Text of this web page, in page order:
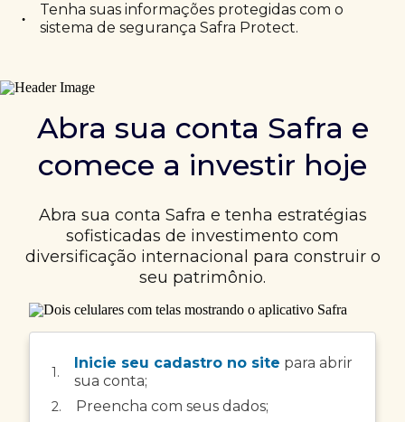
•
Tenha suas informações protegidas com o
sistema de segurança Safra Protect.
Abra sua conta Safra e
comece a investir hoje
Abra sua conta Safra e tenha estratégias
sofisticadas de investimento com
diversificação internacional para construir o
seu patrimônio.
1.
Inicie seu cadastro no site para abrir
sua conta;
2. Preencha com seus dados;